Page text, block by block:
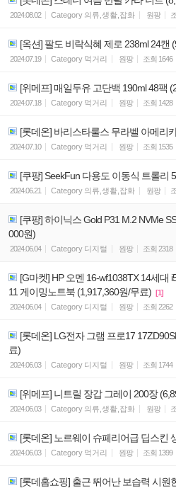
2024.08.02 Category 의류,생활,잡화 원팡
[옥션] 팔도 비락식혜 제로 238ml 24캔
2024.07.19 Category 먹거리 원팡 조회 1646
[위메프] 매일두유 고단백 190ml 48팩
2024.07.18 Category 먹거리 원팡 조회 1428
[롯데온] 바리스타룰스 무라벨 아메리
2024.07.10 Category 먹거리 원팡 조회 1535
[쿠팡] SeekFun 다용도 이동식 트롤리
2024.06.21
Category 의류,생활,잡화 원팡
[쿠팡] 하이닉스 Gold P31 M.2 NVMe
000원)
2024.06.04 Category 디지털 원팡 조회 2318
[G마켓] HP 오멘 16-wf1038TX 14세대
11 게이밍노트북 (1,917,360원/무료) [1]
2024.06.04
Category 디지털 원팡 조회 2262
[롯데온] LG전자 그램 프로17
료)
2024.06.03 Category 디지털 원팡 조회 1744
[위메프] 니트릴 장갑 그레이 200장
2024.06.03 Category 의류,생활,잡화 원팡
[롯데온] 노르웨이 슈페리어급 딥스킨
2024.06.03 Category 먹거리 원팡 조회 1399
[롯데홈쇼핑] 출근 뛰어난 보습력 시원